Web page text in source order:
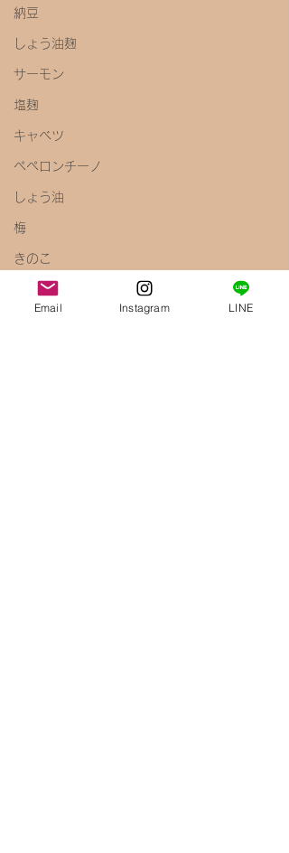
納豆
しょう油麹
サーモン
塩麹
キャベツ
ペペロンチーノ
しょう油
梅
きのこ
えのき
Email Instagram LINE